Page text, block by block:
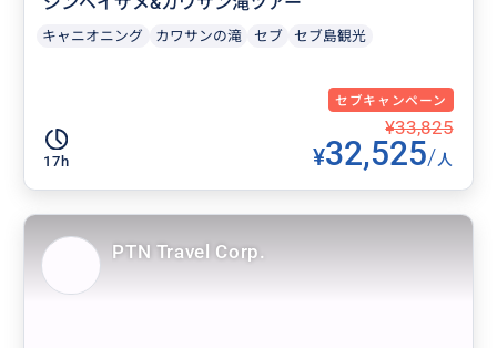
キャニオニング カワサンの滝 セブ セブ島観光
セブキャンペーン
17h
¥33,825
¥32,525/人
PTN Travel Corp.